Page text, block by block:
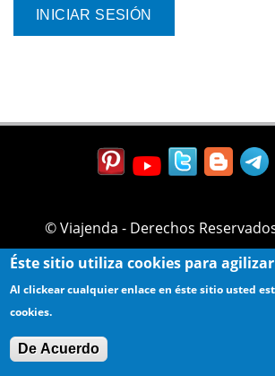
© Viajenda - Derechos
Éste sitio utiliza cookies para
Al clickear cualquier enlace en éste sitio usted
cookies.
De Acuerdo